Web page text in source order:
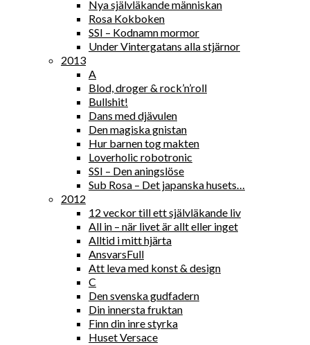
Nya självläkande människan
Rosa Kokboken
SSI – Kodnamn mormor
Under Vintergatans alla stjärnor
2013
A
Blod, droger & rock’n’roll
Bullshit!
Dans med djävulen
Den magiska gnistan
Hur barnen tog makten
Loverholic robotronic
SSI – Den aningslöse
Sub Rosa – Det japanska husets…
2012
12 veckor till ett självläkande liv
All in – när livet är allt eller inget
Alltid i mitt hjärta
AnsvarsFull
Att leva med konst & design
C
Den svenska gudfadern
Din innersta fruktan
Finn din inre styrka
Huset Versace